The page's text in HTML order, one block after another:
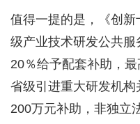
值得一提的是，《创
级产业技术研发公共
20％给予配套补助，
省级引进重大研发机
200万元补助，非独立